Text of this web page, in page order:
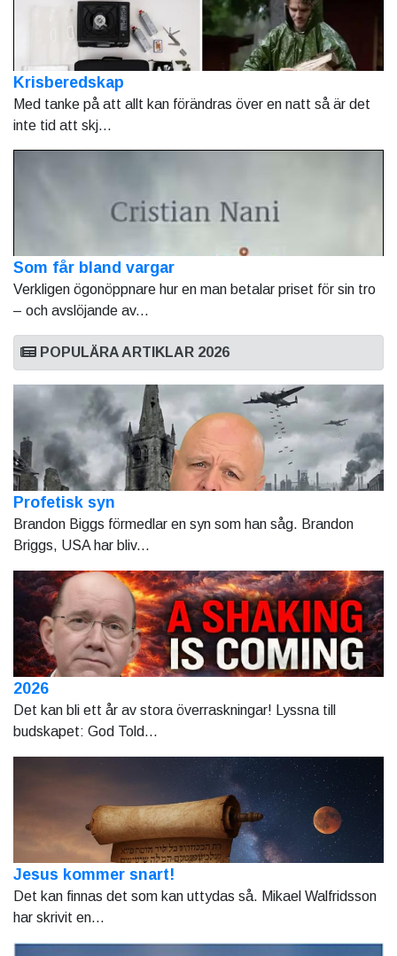
Krisberedskap
Med tanke på att allt kan förändras över en natt så är det
inte tid att skj...
Som får bland vargar
Verkligen ögonöppnare hur en man betalar priset för sin tro
– och avslöjande av...
POPULÄRA ARTIKLAR 2026
Profetisk syn
Brandon Biggs förmedlar en syn som han såg. Brandon
Briggs, USA har bliv...
2026
Det kan bli ett år av stora överraskningar! Lyssna till
budskapet: God Told...
Jesus kommer snart!
Det kan finnas det som kan uttydas så. Mikael Walfridsson
har skrivit en...